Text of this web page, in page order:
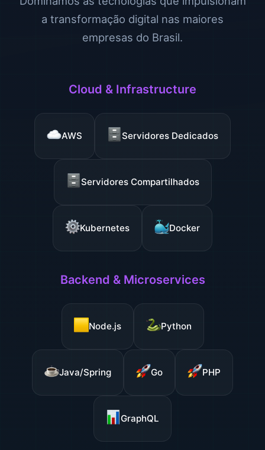
a transformação digital nas maiores
empresas do Brasil.
Cloud & Infrastructure
AWS Servidores Dedicados
Servidores Compartilhados
Kubernetes Docker
Backend & Microservices
Node.js Python
Java/Spring Go PHP
GraphQL